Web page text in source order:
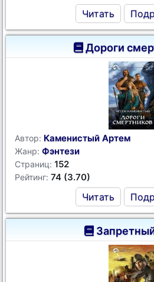
Читать
Дороги
Автор: Каменистый Артем
Жанр: Фэнтези
Страниц: 152
Рейтинг: 74 (3.70)
Читать